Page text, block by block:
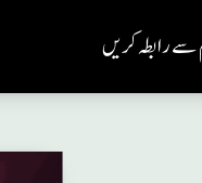
رابطہ کریں